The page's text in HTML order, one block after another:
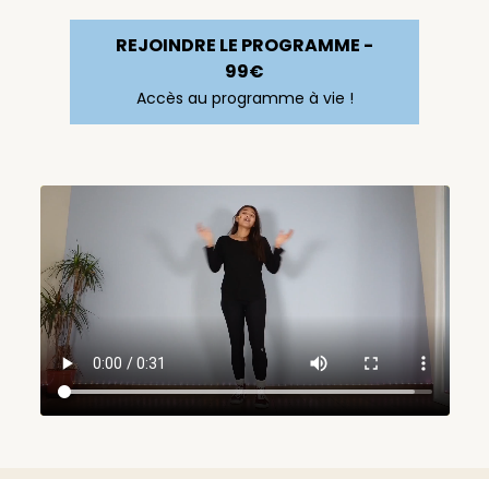
REJOINDRE LE PROGRAMME -
99€
Accès au programme à vie !